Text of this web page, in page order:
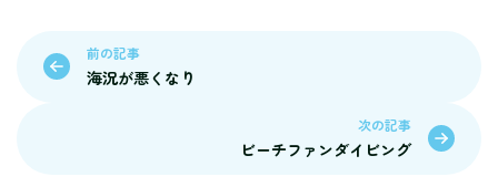
前の記事
海況が悪くなり
次の記事
ビーチファンダイビング